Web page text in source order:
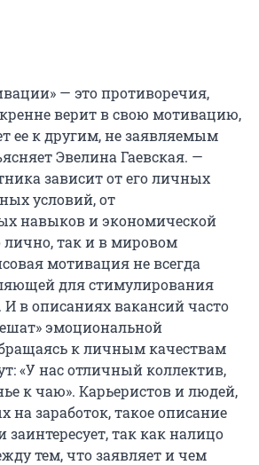
— это противоречия,
верит в свою мотивацию,
ее к другим, не заявляемым
Эвелина Гаевская. —
зависит от его личных
условий, от
навыков и экономической
лично, так и в мировом
мотивация не всегда
для стимулирования
И в описаниях вакансий часто
эмоциональной
к личным качествам
«У нас отличный коллектив,
к чаю». Карьеристов и людей,
на заработок, такое описание
так как налицо
тем, что заявляет и чем